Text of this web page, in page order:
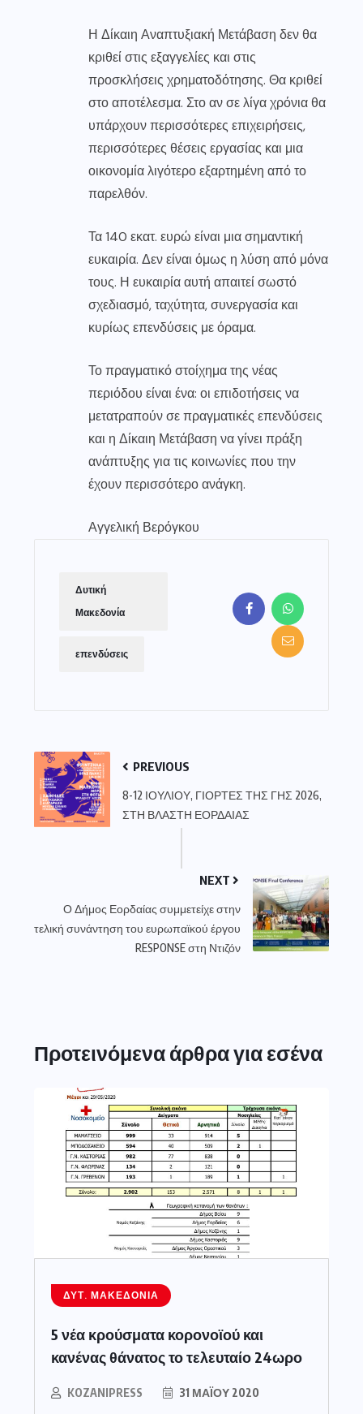
Η Δίκαιη Αναπτυξιακή Μετάβαση δεν θα
κριθεί στις εξαγγελίες και στις
προσκλήσεις χρηματοδότησης. Θα κριθεί
στο αποτέλεσμα. Στο αν σε λίγα χρόνια θα
υπάρχουν περισσότερες επιχειρήσεις,
περισσότερες θέσεις εργασίας και μια
οικονομία λιγότερο εξαρτημένη από το
παρελθόν.
Τα 140 εκατ. ευρώ είναι μια σημαντική
ευκαιρία. Δεν είναι όμως η λύση από μόνα
τους. Η ευκαιρία αυτή απαιτεί σωστό
σχεδιασμό, ταχύτητα, συνεργασία και
κυρίως επενδύσεις με όραμα.
Το πραγματικό στοίχημα της νέας
περιόδου είναι ένα: οι επιδοτήσεις να
μετατραπούν σε πραγματικές επενδύσεις
και η Δίκαιη Μετάβαση να γίνει πράξη
ανάπτυξης για τις κοινωνίες που την
έχουν περισσότερο ανάγκη.
Αγγελική Βερόγκου
Δυτική
Μακεδονία
επενδύσεις
PREVIOUS
8-12 ΙΟΥΛΙΟΥ, ΓΙΟΡΤΕΣ ΤΗΣ ΓΗΣ 2026,
ΣΤΗ ΒΛΑΣΤΗ ΕΟΡΔΑΙΑΣ
NEXT
Ο Δήμος Εορδαίας συμμετείχε στην
τελική συνάντηση του ευρωπαϊκού έργου
RESPONSE στη Ντιζόν
Προτεινόμενα άρθρα για εσένα
ΔΥΤ. ΜΑΚΕΔΟΝΊΑ
5 νέα κρούσματα κορονοϊού και
κανένας θάνατος το τελευταίο 24ωρο
KOZANIPRESS 31 ΜΑΪ́ΟΥ 2020